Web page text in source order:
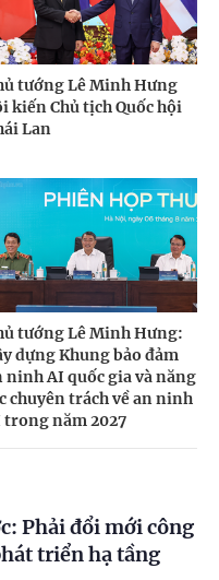
tướng Lê Minh Hưng
kiến Chủ tịch Quốc hội
Lan
tướng Lê Minh Hưng:
dựng Khung bảo đảm
ninh AI quốc gia và năng
chuyên trách về an ninh
trong năm 2027
Phải đổi mới công
triển hạ tầng